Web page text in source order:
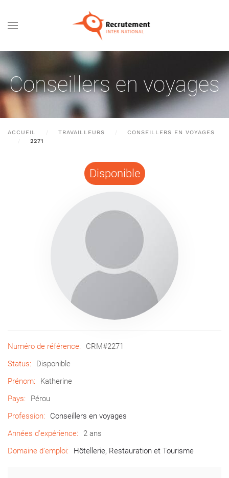
Passer au contenu principal
Conseillers en voyages
ACCUEIL TRAVAILLEURS
CONSEILLERS EN VOYAGES
2271
Disponible
Numéro de référence:
CRM#2271
Status:
Disponible
Prénom:
Katherine
Pays:
Pérou
Profession:
Conseillers en voyages
Années d’expérience:
2 ans
Domaine d’emploi:
Hôtellerie, Restauration et Tourisme